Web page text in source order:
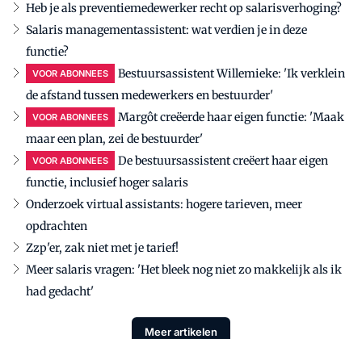
Heb je als preventiemedewerker recht op salarisverhoging?
Salaris managementassistent: wat verdien je in deze
functie?
VOOR ABONNEES
Bestuursassistent Willemieke: 'Ik verklein
de afstand tussen medewerkers en bestuurder'
VOOR ABONNEES
Margôt creëerde haar eigen functie: 'Maak
maar een plan, zei de bestuurder'
VOOR ABONNEES
De bestuursassistent creëert haar eigen
functie, inclusief hoger salaris
Onderzoek virtual assistants: hogere tarieven, meer
opdrachten
Zzp'er, zak niet met je tarief!
Meer salaris vragen: 'Het bleek nog niet zo makkelijk als ik
had gedacht'
Meer artikelen